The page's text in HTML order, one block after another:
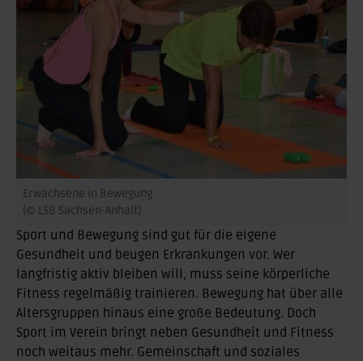
Erwachsene in Bewegung
(© LSB Sachsen-Anhalt)
Sport und Bewegung sind gut für die eigene
Gesundheit und beugen Erkrankungen vor. Wer
langfristig aktiv bleiben will, muss seine körperliche
Fitness regelmäßig trainieren. Bewegung hat über alle
Altersgruppen hinaus eine große Bedeutung. Doch
Sport im Verein bringt neben Gesundheit und Fitness
noch weitaus mehr. Gemeinschaft und soziales